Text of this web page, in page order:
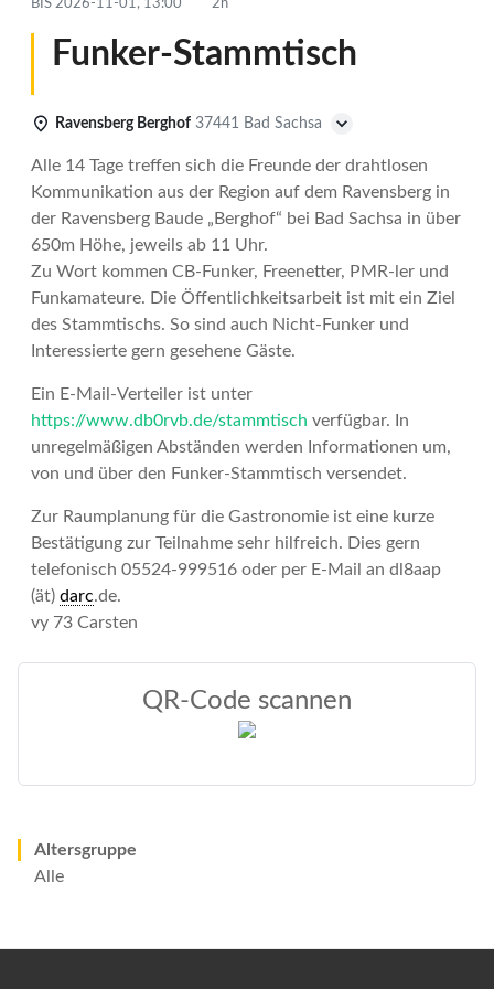
BIS2026-11-01, 13:00 2h
Funker-Stammtisch
Ravensberg Berghof 37441 Bad Sachsa
Alle 14 Tage treffen sich die Freunde der drahtlosen
Kommunikation aus der Region auf dem Ravensberg in
der Ravensberg Baude „Berghof“ bei Bad Sachsa in über
650m Höhe, jeweils ab 11 Uhr.
Zu Wort kommen CB-Funker, Freenetter, PMR-ler und
Funkamateure. Die Öffentlichkeitsarbeit ist mit ein Ziel
des Stammtischs. So sind auch Nicht-Funker und
Interessierte gern gesehene Gäste.
Ein E-Mail-Verteiler ist unter
https://www.db0rvb.de/stammtisch verfügbar. In
unregelmäßigen Abständen werden Informationen um,
von und über den Funker-Stammtisch versendet.
Zur Raumplanung für die Gastronomie ist eine kurze
Bestätigung zur Teilnahme sehr hilfreich. Dies gern
telefonisch 05524-999516 oder per E-Mail an dl8aap
(ät)darc.de.
vy 73 Carsten
QR-Code scannen
Altersgruppe
Alle